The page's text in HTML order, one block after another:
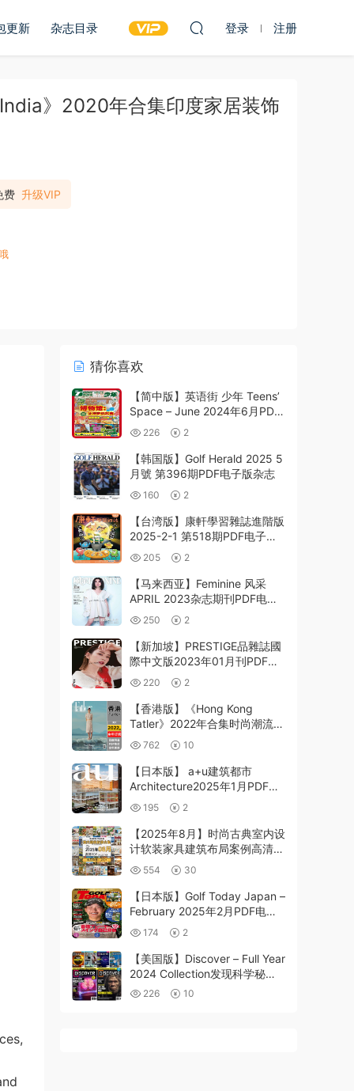
更新 杂志目录 登录 注册
》2020年合集印度家居装饰
费 升级VIP
猜你喜欢
【简中版】英语街 少年 Teens’
Space – June 2024年6月PDF
电子版下载阅读
226 2
【韩国版】Golf Herald 2025 5
月號 第396期PDF电子版杂志
160 2
【台湾版】康軒學習雜誌進階版
2025-2-1 第518期PDF电子版
杂志205 2
【马来西亚】Feminine 风采
APRIL 2023杂志期刊PDF电子
版下载阅读
250 2
【新加坡】PRESTIGE品雜誌國
際中文版2023年01月刊PDF电
子版220 2
【香港版】《Hong Kong
Tatler》2022年合集时尚潮流美
容服饰时尚穿搭设计杂志
pdf（年订阅）
762 10
【日本版】 a+u建筑都市
Architecture2025年1月PDF电
子版195 2
【2025年8月】时尚古典室内设
计软装家具建筑布局案例高清
pdf杂志2025年8月打包
（250+本）
554 30
【日本版】Golf Today Japan –
February 2025年2月PDF电子
版杂志
174 2
【美国版】Discover – Full Year
2024 Collection发现科学秘密
宇宙pdf杂志
226 10